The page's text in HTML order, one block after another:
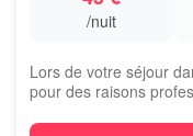
/nuit
Lors de votre séjour
pour des raisons